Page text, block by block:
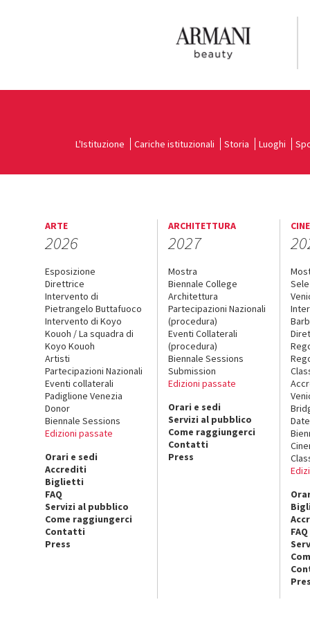
L'Istituzione Cariche istituzionali Storia Luoghi
ARTE
2026
Esposizione
Direttrice
Intervento di
Pietrangelo Buttafuoco
Intervento di Koyo
Kouoh / La squadra di
Koyo Kouoh
Artisti
Partecipazioni Nazionali
Eventi collaterali
Padiglione Venezia
Donor
Biennale Sessions
Edizioni passate
Orari e sedi
Accrediti
Biglietti
FAQ
Servizi al pubblico
Come raggiungerci
Contatti
Press
ARCHITETTURA
2027
Mostra
Biennale College
Architettura
Partecipazioni Nazionali
(procedura)
Eventi Collaterali
(procedura)
Biennale Sessions
Submission
Edizioni passate
Orari e sedi
Servizi al pubblico
Come raggiungerci
Contatti
Press
FAQ